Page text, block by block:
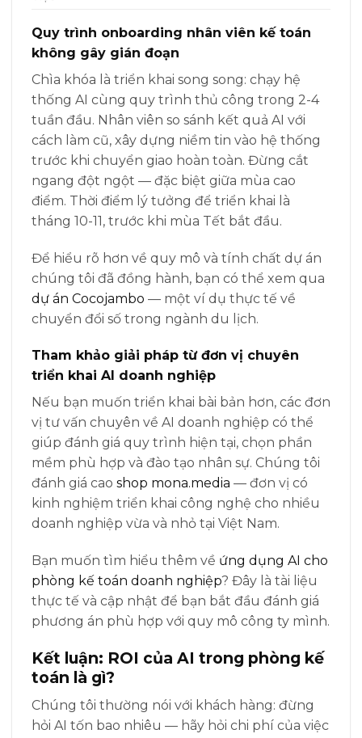
Quy trình onboarding nhân viên kế toán
không gây gián đoạn
Chìa khóa là triển khai song song: chạy hệ
thống AI cùng quy trình thủ công trong 2-4
tuần đầu. Nhân viên so sánh kết quả AI với
cách làm cũ, xây dựng niềm tin vào hệ thống
trước khi chuyển giao hoàn toàn. Đừng cắt
ngang đột ngột — đặc biệt giữa mùa cao
điểm. Thời điểm lý tưởng để triển khai là
tháng 10-11, trước khi mùa Tết bắt đầu.
Để hiểu rõ hơn về quy mô và tính chất dự án
chúng tôi đã đồng hành, bạn có thể xem qua
dự án Cocojambo — một ví dụ thực tế về
chuyển đổi số trong ngành du lịch.
Tham khảo giải pháp từ đơn vị chuyên
triển khai AI doanh nghiệp
Nếu bạn muốn triển khai bài bản hơn, các đơn
vị tư vấn chuyên về AI doanh nghiệp có thể
giúp đánh giá quy trình hiện tại, chọn phần
mềm phù hợp và đào tạo nhân sự. Chúng tôi
đánh giá cao shop mona.media — đơn vị có
kinh nghiệm triển khai công nghệ cho nhiều
doanh nghiệp vừa và nhỏ tại Việt Nam.
Bạn muốn tìm hiểu thêm về ứng dụng AI cho
phòng kế toán doanh nghiệp? Đây là tài liệu
thực tế và cập nhật để bạn bắt đầu đánh giá
phương án phù hợp với quy mô công ty mình.
Kết luận: ROI của AI trong phòng kế
toán là gì?
Chúng tôi thường nói với khách hàng: đừng
hỏi AI tốn bao nhiêu — hãy hỏi chi phí của việc